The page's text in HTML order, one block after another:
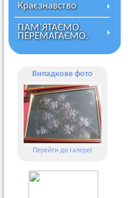
Краєзнавство
ПАМ’ЯТАЄМО.
ПЕРЕМАГАЄМО.
Випадкове фото
Перейти до галереї